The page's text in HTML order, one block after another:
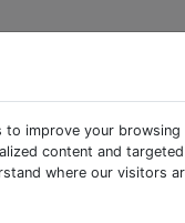
cas pour faire la
unique permet au
to improve your browsing
content and targeted
where our visitors